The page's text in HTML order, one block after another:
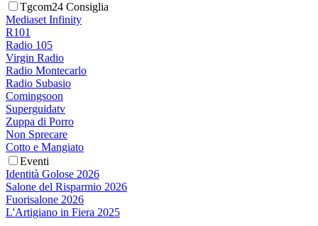
Tgcom24 Consiglia
Mediaset Infinity
R101
Radio 105
Virgin Radio
Radio Montecarlo
Radio Subasio
Comingsoon
Superguidatv
Zuppa di Porro
Non Sprecare
Cotto e Mangiato
Eventi
Identità Golose 2026
Salone del Risparmio 2026
Fuorisalone 2026
L'Artigiano in Fiera 2025